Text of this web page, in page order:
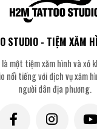
nhẹ, không mùi: Chọn xà
STUDIO - TIỆM XĂM
một tiệm xăm hình và xỏ
nổi tiếng với dịch vụ xăm
người dân địa phương.